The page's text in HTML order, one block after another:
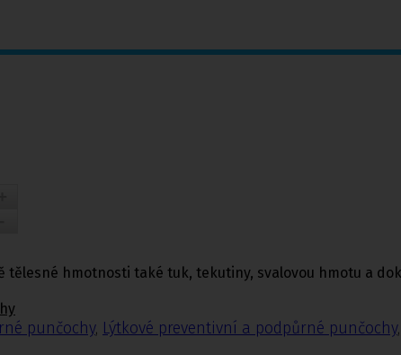
punčochy, Lýtkové preventivní a podpůrné punčochy,
tělesné hmotnosti také tuk, tekutiny, svalovou hmotu a